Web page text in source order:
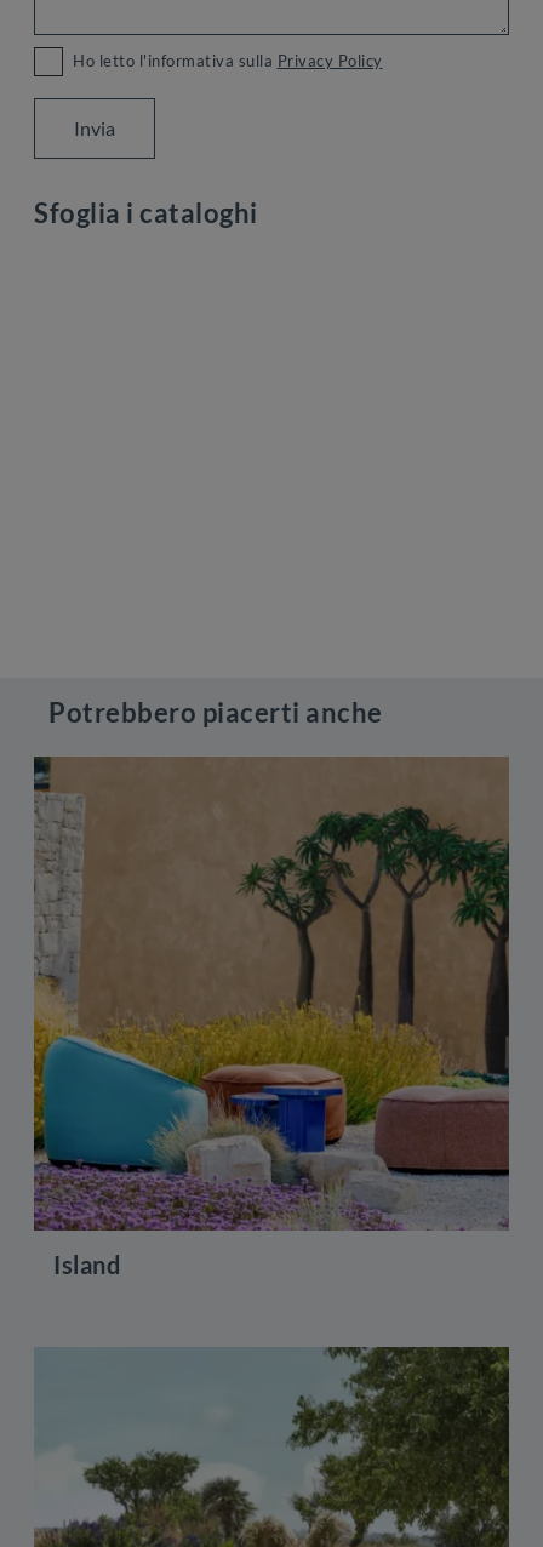
Sfoglia i cataloghi
Ho letto l'informativa sulla Privacy Policy
Invia
Potrebbero piacerti anche
Island